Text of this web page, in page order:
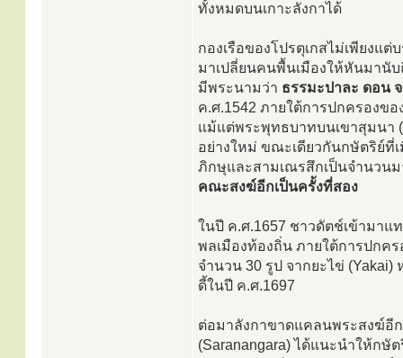
ทั้งหมดบนเกาะลังกาได้
กองเรือของโปรตุเกสไม่เพียงแ
มาเปลี่ยนคนพื้นเมืองให้หันมานั
มีพระนามว่า ธรรมะปาละ ดอน
ค.ศ.1542 ภายใต้การปกครองข
แม้แต่พระพุทธบาทบนเขาสุมนา
อย่างใหม่ ขณะเดียวกันกษัตริย์ที่
ภิกษุและสามเณรสึกเป็นจำนวน
คณะสงฆ์อีกเป็นครั้งที่สอง
ในปี ค.ศ.1657 ชาวดัตช์เข้ามา
พลเมืองท้องถิ่น ภายใต้การปกค
จำนวน 30 รูป จากยะไข่
ดี้ในปี ค.ศ.1697
ต่อมาลังกาขาดแคลนพระสงฆ์อี
(Saranangara) ได้แนะนำให้กษั